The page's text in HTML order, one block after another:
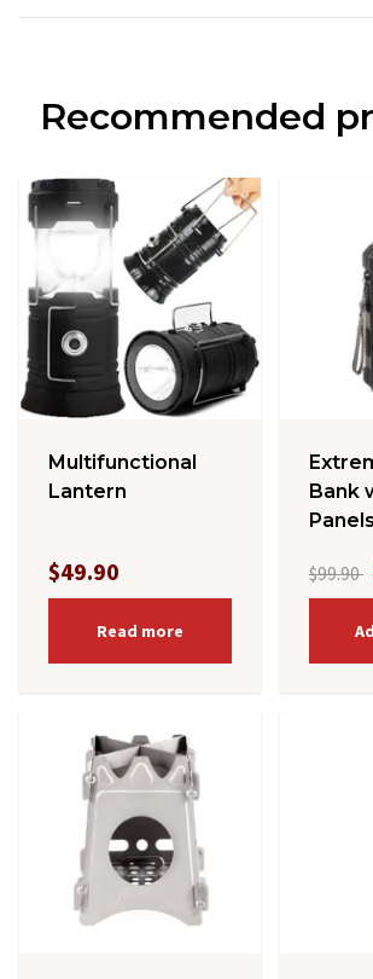
Recommended
Multifunctional
Lantern
$49.90
Read more
Bank
Panels
$99.90